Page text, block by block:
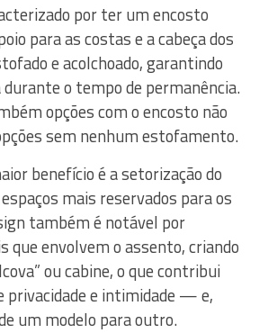
por ter um encosto
para as costas e a cabeça dos
e acolchoado, garantindo
o tempo de permanência.
opções com o encosto não
sem nenhum estofamento.
benefício é a setorização do
mais reservados para os
também é notável por
que envolvem o assento, criando
ou cabine, o que contribui
privacidade e intimidade — e,
um modelo para outro.